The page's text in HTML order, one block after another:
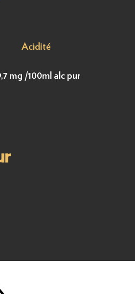
Acidité
mg /100ml alc pur